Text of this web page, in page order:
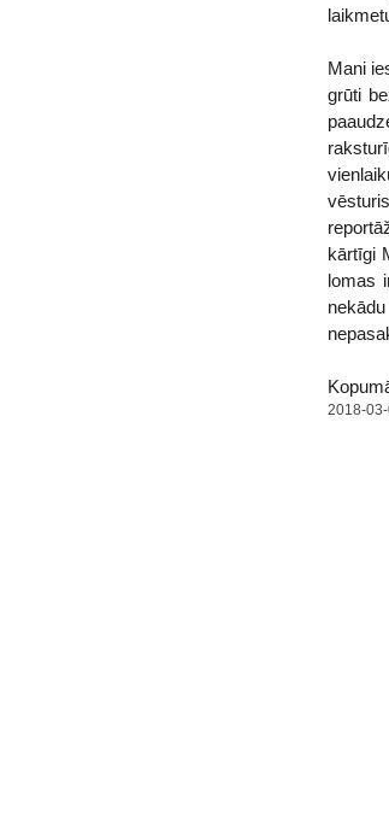
Mani
grūti
kārtīgi
lomas
2018-